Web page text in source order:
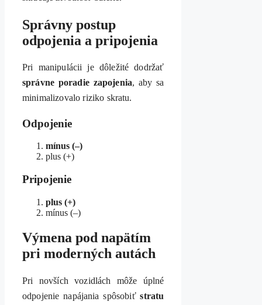
Správny postup
odpojenia a pripojenia
Pri manipulácii je dôležité dodržať
správne poradie zapojenia, aby sa
minimalizovalo riziko skratu.
Odpojenie
mínus (–)
plus (+)
Pripojenie
plus (+)
mínus (–)
Výmena pod napätím
pri moderných autách
Pri novších vozidlách môže úplné
odpojenie napájania spôsobiťstratu